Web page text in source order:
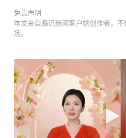
免责声明
本文来自腾讯新闻客户端创作者，
场。